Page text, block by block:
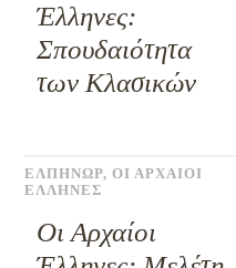
Έλληνες:
Σπουδαιότητα
των Κλασικών
ΕΛΠΗΝΩΡ,ΟΙ ΑΡΧΑΙΟΙ
ΕΛΛΗΝΕΣ
Οι Αρχαίοι